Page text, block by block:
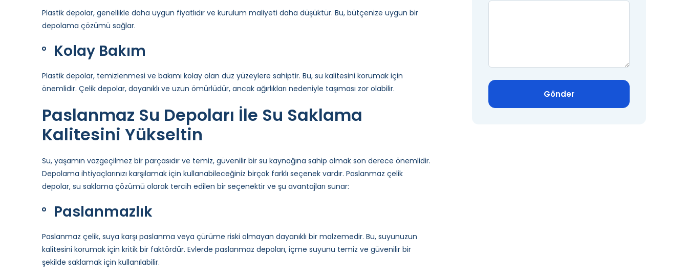
Plastik depolar, genellikle daha uygun fiyatlıdır ve kurulum maliyeti daha düşüktür. Bu, bütçenize uygun bir
depolama çözümü sağlar.
Kolay Bakım
Plastik depolar, temizlenmesi ve bakımı kolay olan düz yüzeylere sahiptir. Bu, su kalitesini korumak için
önemlidir. Çelik depolar, dayanıklı ve uzun ömürlüdür, ancak ağırlıkları nedeniyle taşıması zor olabilir.
Paslanmaz Su Depoları İle Su Saklama
Kalitesini Yükseltin
Su, yaşamın vazgeçilmez bir parçasıdır ve temiz, güvenilir bir su kaynağına sahip olmak son derece önemlidir.
Depolama ihtiyaçlarınızı karşılamak için kullanabileceğiniz birçok farklı seçenek vardır. Paslanmaz çelik
depolar, su saklama çözümü olarak tercih edilen bir seçenektir ve şu avantajları sunar:
Paslanmazlık
Paslanmaz çelik, suya karşı paslanma veya çürüme riski olmayan dayanıklı bir malzemedir. Bu, suyunuzun
kalitesini korumak için kritik bir faktördür. Evlerde paslanmaz depoları, içme suyunu temiz ve güvenilir bir
şekilde saklamak için kullanılabilir.
Gönder